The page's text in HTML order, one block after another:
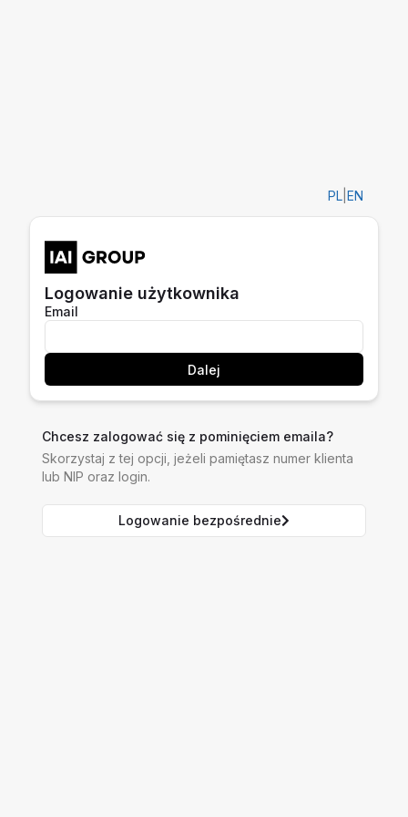
PL EN
Logowanie użytkownika
Email
Dalej
Chcesz zalogować się z pominięciem emaila?
Skorzystaj z tej opcji, jeżeli pamiętasz numer klienta
lub NIP oraz login.
Logowanie bezpośrednie